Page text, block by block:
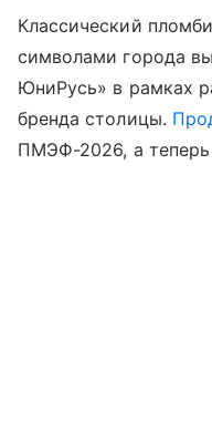
Классический
символами города
ЮниРусь» в рамках
бренда столицы.
ПМЭФ-2026, а